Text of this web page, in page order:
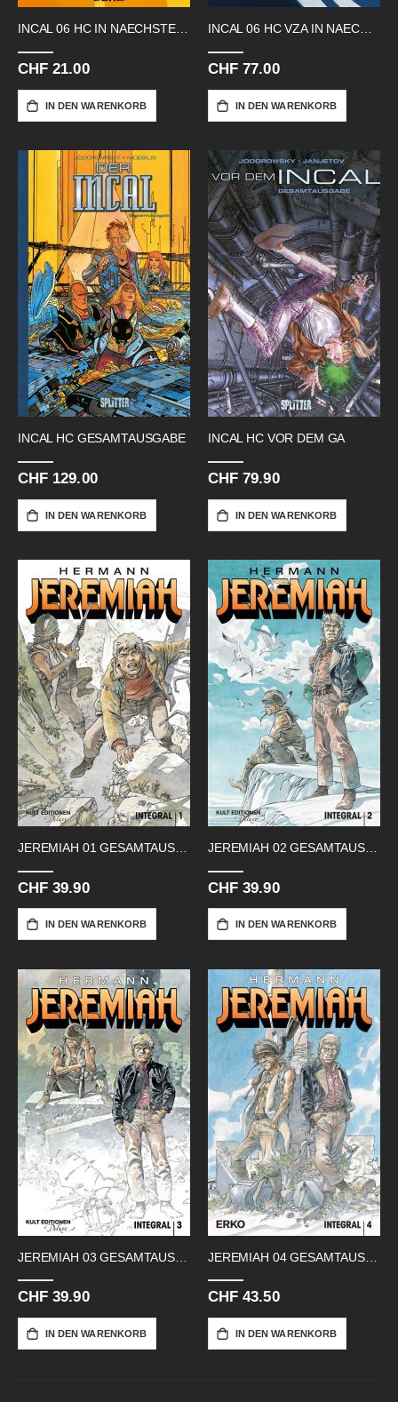
INCAL 06 HC IN NAECHSTER NAEHE
CHF 21.00
IN DEN WARENKORB
INCAL 06 HC VZA IN NAECHSTER NAEHE
CHF 77.00
IN DEN WARENKORB
INCAL HC GESAMTAUSGABE
CHF 129.00
IN DEN WARENKORB
INCAL HC VOR DEM GA
CHF 79.90
IN DEN WARENKORB
CHF 39.90
IN DEN WARENKORB
CHF 39.90
IN DEN WARENKORB
CHF 39.90
IN DEN WARENKORB
CHF 43.50
IN DEN WARENKORB